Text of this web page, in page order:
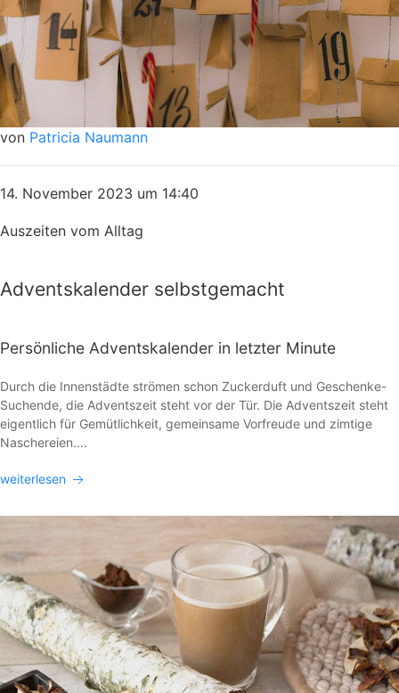
von Patricia Naumann
14. November 2023 um 14:40
Auszeiten vom Alltag
Adventskalender selbstgemacht
Persönliche Adventskalender in letzter Minute
Durch die Innenstädte strömen schon Zuckerduft und Geschenke-
Suchende, die Adventszeit steht vor der Tür. Die Adventszeit steht
eigentlich für Gemütlichkeit, gemeinsame Vorfreude und zimtige
Naschereien....
weiterlesen